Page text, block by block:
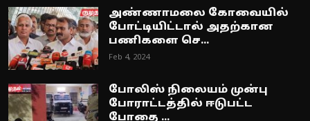
அண்ணாமலை கோவையில்
போட்டியிட்டால் அதற்கான
பணிகளை செ...
Feb 4, 2024
போலிஸ் நிலையம் முன்பு
போராட்டத்தில் ஈடுபட்ட
போதை ...